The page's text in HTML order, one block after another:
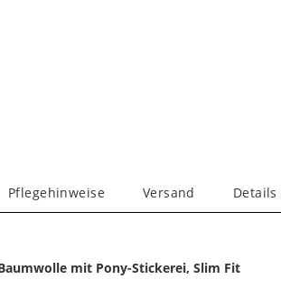
Pflegehinweise Versand
mit Pony-Stickerei, Slim Fit